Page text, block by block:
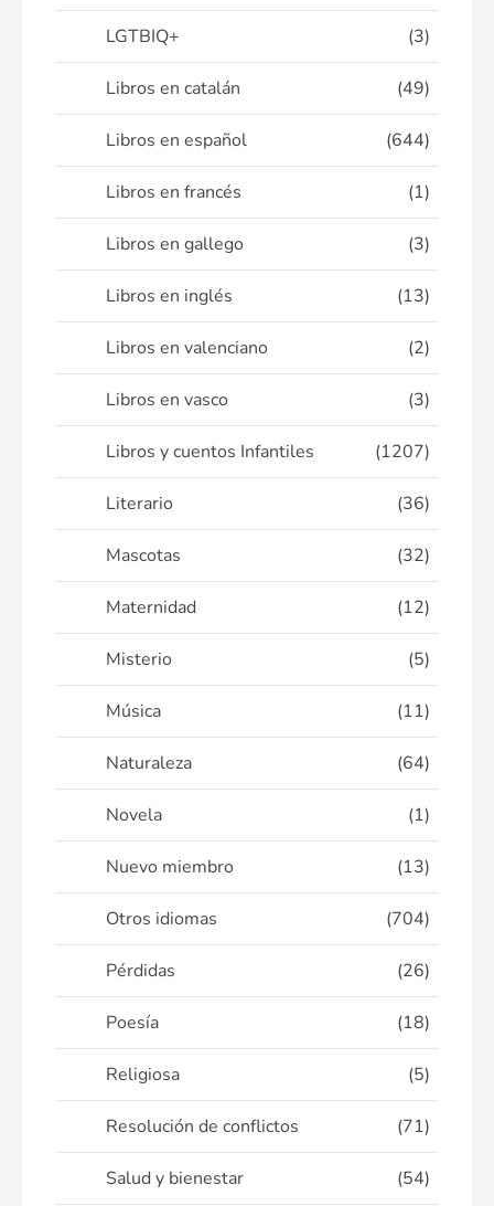
LGTBIQ+ (3)
Libros en catalán (49)
Libros en español (644)
Libros en francés (1)
Libros en gallego (3)
Libros en inglés (13)
Libros en valenciano (2)
Libros en vasco (3)
Libros y cuentos Infantiles (1207)
Literario (36)
Mascotas (32)
Maternidad (12)
Misterio (5)
Música (11)
Naturaleza (64)
Novela (1)
Nuevo miembro (13)
Otros idiomas (704)
Pérdidas (26)
Poesía (18)
Religiosa (5)
Resolución de conflictos (71)
Salud y bienestar (54)